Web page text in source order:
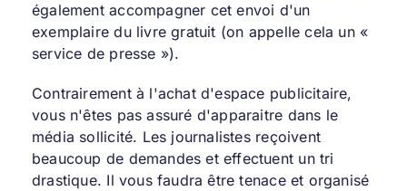
également accompagner cet envoi d'un
exemplaire du livre gratuit (on appelle cela un «
service de presse »).
Contrairement à l'achat d'espace publicitaire,
vous n'êtes pas assuré d'apparaitre dans le
média sollicité. Les journalistes reçoivent
beaucoup de demandes et effectuent un tri
drastique. Il vous faudra être tenace et organisé